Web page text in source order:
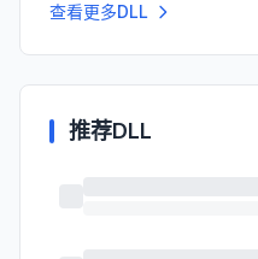
查看更多DLL
推荐DLL